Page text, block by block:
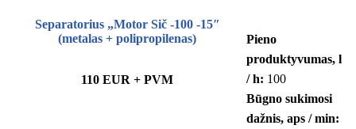
Separatorius „Motor Sič -100 -15″
(metalas + polipropilenas)
110 EUR + PVM
Pieno
produktyvumas, l
/ h: 100
Būgno sukimosi
dažnis, aps / min: